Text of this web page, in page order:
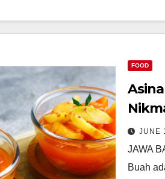
FOOD
JUNE
JAWA
Buah